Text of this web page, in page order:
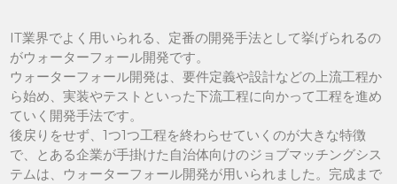
IT業界でよく用いられる、定番の開発手法として挙げられるの
がウォーターフォール開発です。
ウォーターフォール開発は、要件定義や設計などの上流工程か
ら始め、実装やテストといった下流工程に向かって工程を進め
ていく開発手法です。
後戻りをせず、1つ1つ工程を終わらせていくのが大きな特徴
で、とある企業が手掛けた自治体向けのジョブマッチングシス
テムは、ウォーターフォール開発が用いられました。完成まで